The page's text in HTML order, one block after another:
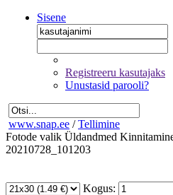
Sisene
Registreeru kasutajaks
Unustasid parooli?
www.snap.ee / Tellimine
Fotode valik Üldandmed
20210728_101203
Kogus: